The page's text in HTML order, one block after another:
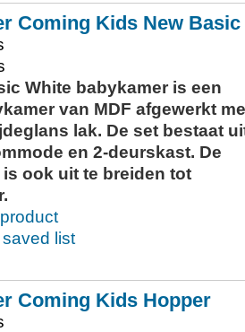
Coming Kids New Basic
White babykamer is een
van MDF afgewerkt
lak. De set bestaat
en 2-deurskast. De
is ook uit te breiden tot
list
Coming Kids Hopper